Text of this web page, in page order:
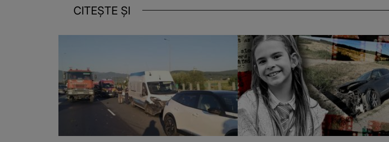
CITEȘTE ȘI